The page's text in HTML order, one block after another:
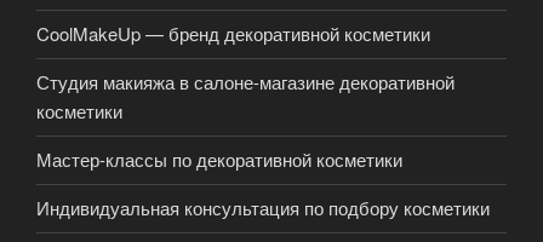
CoolMakeUp — бренд декоративной косметики
Студия макияжа в салоне-магазине декоративной
косметики
Мастер-классы по декоративной косметики
Индивидуальная консультация по подбору косметики